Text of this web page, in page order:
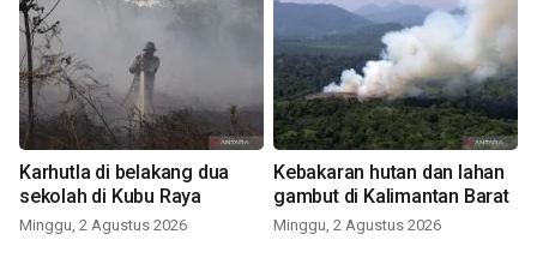
Karhutla di belakang dua
sekolah di Kubu Raya
Minggu, 2 Agustus 2026
Kebakaran hutan dan lahan
gambut di Kalimantan Barat
Minggu, 2 Agustus 2026